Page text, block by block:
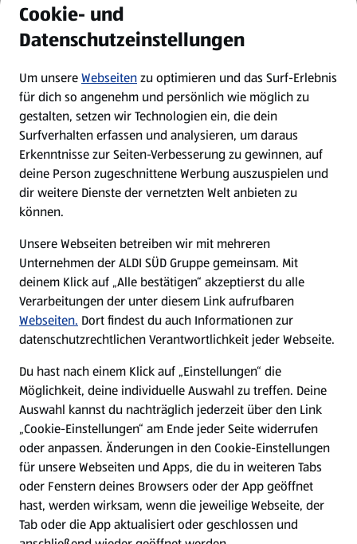
Newsletter
WhatsApp
Über ALDI SÜD
Filialen
Nachhaltigkeit
Karriere
Presse
Hilfe & Kontakt
(öffnet in einem neuen Tab)
Unternehmen
Folge uns hier:
Cookie- und
Datenschutzeinstellungen
Um unsereWebseitenzu optimieren und das Surf-Erlebnis
für dich so angenehm und persönlich wie möglich zu
gestalten, setzen wir Technologien ein, die dein
Surfverhalten erfassen und analysieren, um daraus
Erkenntnisse zur Seiten-Verbesserung zu gewinnen, auf
deine Person zugeschnittene Werbung auszuspielen und
dir weitere Dienste der vernetzten Welt anbieten zu
können.
Unsere Webseiten betreiben wir mit mehreren
Unternehmen der ALDI SÜD Gruppe gemeinsam. Mit
deinem Klick auf „Alle bestätigen“ akzeptierst du alle
Verarbeitungen der unter diesem Link aufrufbaren
Webseiten. Dort findest du auch Informationen zur
datenschutzrechtlichen Verantwortlichkeit jeder Webseite.
Du hast nach einem Klick auf „Einstellungen“ die
Möglichkeit, deine individuelle Auswahl zu treffen. Deine
Auswahl kannst du nachträglich jederzeit über den Link
„Cookie-Einstellungen“ am Ende jeder Seite widerrufen
oder anpassen. Änderungen in den Cookie-Einstellungen
für unsere Webseiten und Apps, die du in weiteren Tabs
oder Fenstern deines Browsers oder der App geöffnet
hast, werden wirksam, wenn die jeweilige Webseite, der
Tab oder die App aktualisiert oder geschlossen und